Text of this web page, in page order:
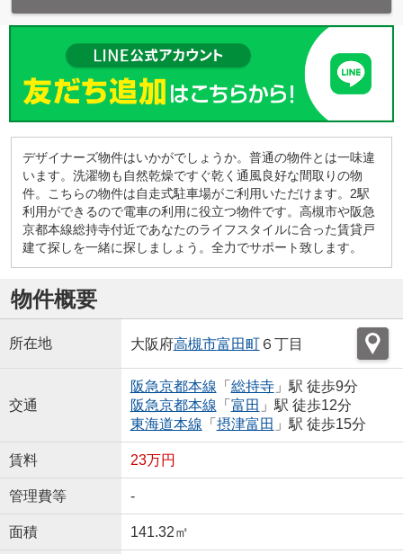
デザイナーズ物件はいかがでしょうか。普通の物件とは一味違
います。洗濯物も自然乾燥ですぐ乾く通風良好な間取りの物
件。こちらの物件は自走式駐車場がご利用いただけます。2駅
利用ができるので電車の利用に役立つ物件です。高槻市や阪急
京都本線総持寺付近であなたのライフスタイルに合った賃貸戸
建て探しを一緒に探しましょう。全力でサポート致します。
物件概要
所在地 大阪府高槻市富田町６丁目
交通
阪急京都本線 「 総持寺」駅 徒歩9分
阪急京都本線 「 富田 」駅 徒歩12分
東海道本線 「 摂津富田 」駅 徒歩15分
賃料 23万円
管理費等 -
面積 141.32㎡